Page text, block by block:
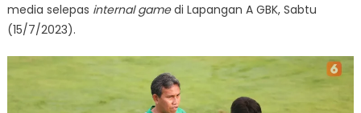
media selepas internal gamedi Lapangan A GBK, Sabtu
(15/7/2023).